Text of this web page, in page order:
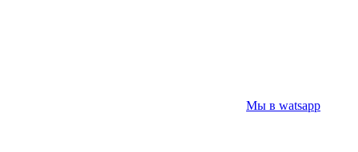
Мы в watsapp